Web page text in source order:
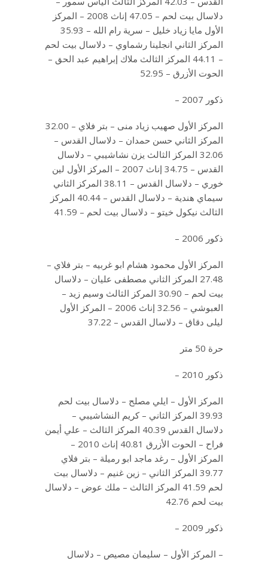
دلاسال بيت لحم – 47.05 إناث 2008 – المركز
الأول مايا زياد خليل – سرية رام الله – 35.93
المركز الثاني انجلينا رشماوي – دلاسال بيت لحم
– 44.11 المركز الثالث ملاك إبراهيم عبد الحق –
الحوت الأزرق – 52.95
ذكور 2007 –
المركز الأول صهيب زياد منى – بتر فلاي – 32.00
المركز الثاني حسن حمدان – دلاسال القدس –
32.06 المركز الثالث يزن نشاشيبي – دلاسال
القدس – 34.75 إناث 2007 – المركز الأول لين
خوري – دلاسال القدس – 38.11 المركز الثاني
سيماي هندية – دلاسال القدس – 40.44 المركز
الثالث نيكول خيتو – دلاسال بيت لحم – 41.59
ذكور 2006 –
المركز الأول محمود هشام ابو غربيه – بتر فلاي –
27.48 المركز الثاني مصطفى عليان – دلاسال
بيت لحم – 30.90 المركز الثالث وسيم زيد –
العبوشي – 32.56 إناث 2006 – المركز الأول
ليلى دقاق – دلاسال القدس – 37.22
حرة 50 متر
ذكور 2010 –
المركز الأول – ايلي مصلح – دلاسال بيت لحم
39.93 المركز الثاني – كريم النشاشيبي –
دلاسال القدس 40.39 المركز الثالث – علي أيمن
فراح – الحوت الأزرق 40.81 إناث 2010 –
المركز الأول – رغد ماجد ابو رميلة – بتر فلاي
39.77 المركز الثاني – زين غنيم – دلاسال بيت
لحم 41.59 المركز الثالث – ملك عوض – دلاسال
بيت لحم 42.76
ذكور 2009 –
– المركز الأول – سليمان مصيص – دلاسال